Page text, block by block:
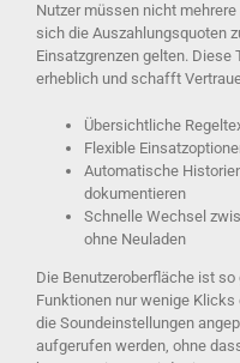
Nutzer müssen nicht
sich die Auszahlungsquoten
Einsatzgrenzen gelten.
erheblich und schafft
Übersichtliche
Flexible
Automatische
dokumentieren
Schnelle Wechsel
ohne Neuladen
Die Benutzeroberfläche ist
Funktionen nur wenige
die Soundeinstellungen
aufgerufen werden, ohne